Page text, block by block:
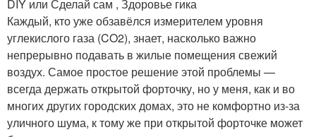
DIY или Сделай сам , Здоровье гика
Каждый, кто уже обзавёлся измерителем уровня
углекислого газа (CO2), знает, насколько важно
непрерывно подавать в жилые помещения свежий
воздух. Самое простое решение этой проблемы —
всегда держать открытой форточку, но у меня, как и во
многих других городских домах, это не комфортно из-за
уличного шума, к тому же при открытой форточке может